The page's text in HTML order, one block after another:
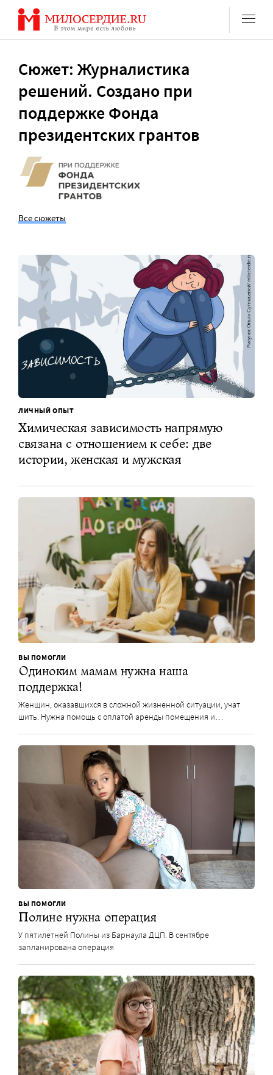
Перейти
содержанию
Сюжет: Журналистика
решений. Создано при
поддержке Фонда
президентских грантов
Все сюжеты
ЛИЧНЫЙ ОПЫТ
Химическая зависимость напрямую
связана с отношением к себе: две
истории, женская и мужская
ВЫ ПОМОГЛИ
Одиноким мамам нужна наша
поддержка!
Женщин, оказавшихся в сложной жизненной ситуации, учат
шить. Нужна помощь с оплатой аренды помещения и…
ВЫ ПОМОГЛИ
Полине нужна операция
У пятилетней Полины из Барнаула ДЦП. В сентябре
запланирована операция